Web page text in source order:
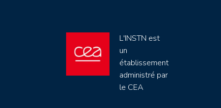
L'INSTN est
un
établissement
administré par
le CEA